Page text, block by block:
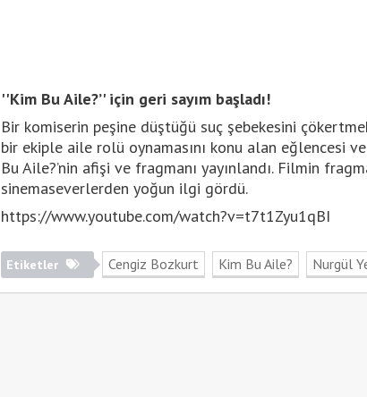
''Kim Bu Aile?’' için geri sayım başladı!
Bir komiserin peşine düştüğü suç şebekesini
bir ekiple aile rolü oynamasını konu alan eğlencesi
Bu Aile?’nin afişi ve fragmanı yayınlandı. Filmin
sinemaseverlerden yoğun ilgi gördü.
https://www.youtube.com/watch?v=t7t1Zyu1qBI
Etiketler Cengiz Bozkurt Kim Bu Aile? Nurgül